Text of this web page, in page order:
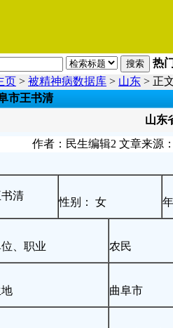
搜索 热
页 > 被精神病数据库 > 山东 > 正
市王书清
山东
作者：民生编辑2 文章来源
清
性别： 女
、职业 农民
曲阜市